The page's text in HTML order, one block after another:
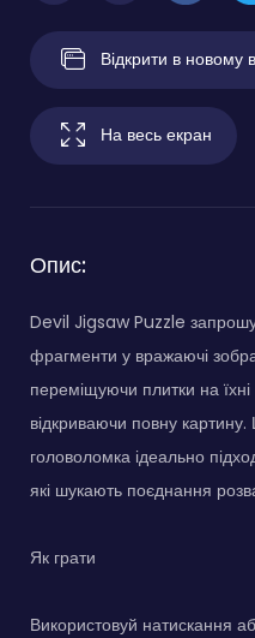
Відкрити в новому
На весь екран
Опис:
Devil Jigsaw Puzzle
фрагменти у вражаючі
переміщуючи плитки на
відкриваючи повну
головоломка ідеально
які шукають поєднання
Як грати
Використовуй натискання